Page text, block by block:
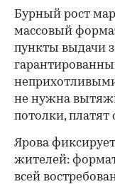
Бурный рост
массовый
пункты выдачи
не нужна
потолки, платят
Ярова
жителей:
всей